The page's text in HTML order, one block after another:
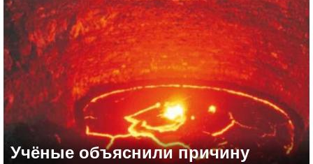
+18
Учёные объяснили причину